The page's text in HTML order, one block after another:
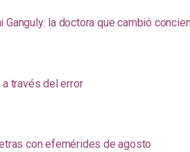
Ganguly: la doctora que cambió
través del error
con efemérides de agosto